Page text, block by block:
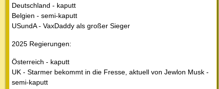
Deutschland - kaputt
Belgien - semi-kaputt
USundA - VaxDaddy als großer Sieger
2025 Regierungen:
Österreich - kaputt
UK - Starmer bekommt in die Fresse, aktuell von Jewlon Musk -
semi-kaputt